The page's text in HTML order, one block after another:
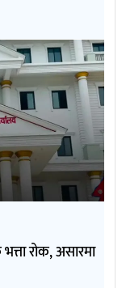
रोक, असारमा